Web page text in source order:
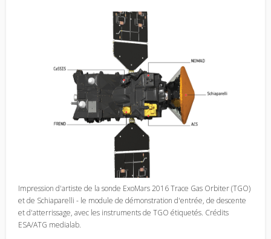
Impression d'artiste de la sonde ExoMars 2016 Trace Gas Orbiter (TGO)
et de Schiaparelli - le module de démonstration d'entrée, de descente
et d'atterrissage, avec les instruments de TGO étiquetés. Crédits
ESA/ATG medialab.